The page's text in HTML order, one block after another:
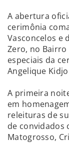
A abertura
cerimônia
Vasconcelos e
Zero, no Bairro
especiais da
Angelique
A primeira
em
releituras de
de convidados
Matogrosso,